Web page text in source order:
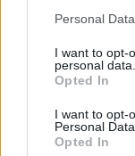
Please note that
not limited to your
grant or deny
use your data for
consent section.
Personal
I want to opt-
personal data.
Opted In
I want to opt-
Personal Data.
Opted In
12 MILLIÓ
KAPOTT A
AHOL KÖVÉR
2026. március. 05.
A támogatást egy
alelnöke a Vas
testvére.